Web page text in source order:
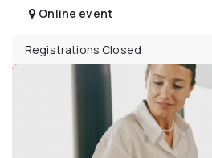
Online event
Registrations Closed